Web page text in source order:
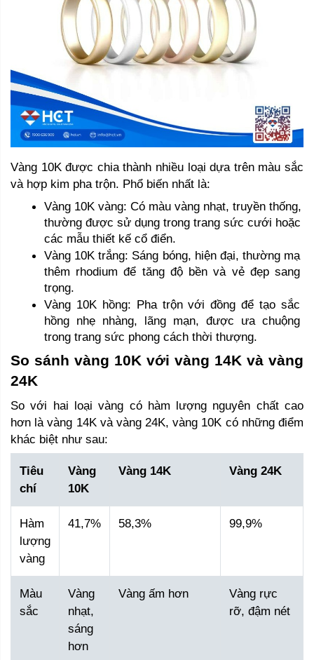
Vàng 10K được chia thành nhiều loại dựa trên màu sắc
và hợp kim pha trộn. Phổ biến nhất là:
Vàng 10K vàng: Có màu vàng nhạt, truyền thống,
thường được sử dụng trong trang sức cưới hoặc
các mẫu thiết kế cổ điển.
Vàng 10K trắng: Sáng bóng, hiện đại, thường mạ
thêm rhodium để tăng độ bền và vẻ đẹp sang
trọng.
Vàng 10K hồng: Pha trộn với đồng để tạo sắc
hồng nhẹ nhàng, lãng mạn, được ưa chuộng
trong trang sức phong cách thời thượng.
So sánh vàng 10K với vàng 14K và vàng
24K
So với hai loại vàng có hàm lượng nguyên chất cao
hơn là vàng 14K và vàng 24K, vàng 10K có những điểm
khác biệt như sau:
Tiêu
chí
Vàng
10K
Vàng 14K Vàng 24K
Hàm
lượng
vàng
41,7% 58,3% 99,9%
Màu
sắc
Vàng
nhạt,
sáng
hơn
Vàng ấm hơn
Vàng rực
rỡ, đậm nét